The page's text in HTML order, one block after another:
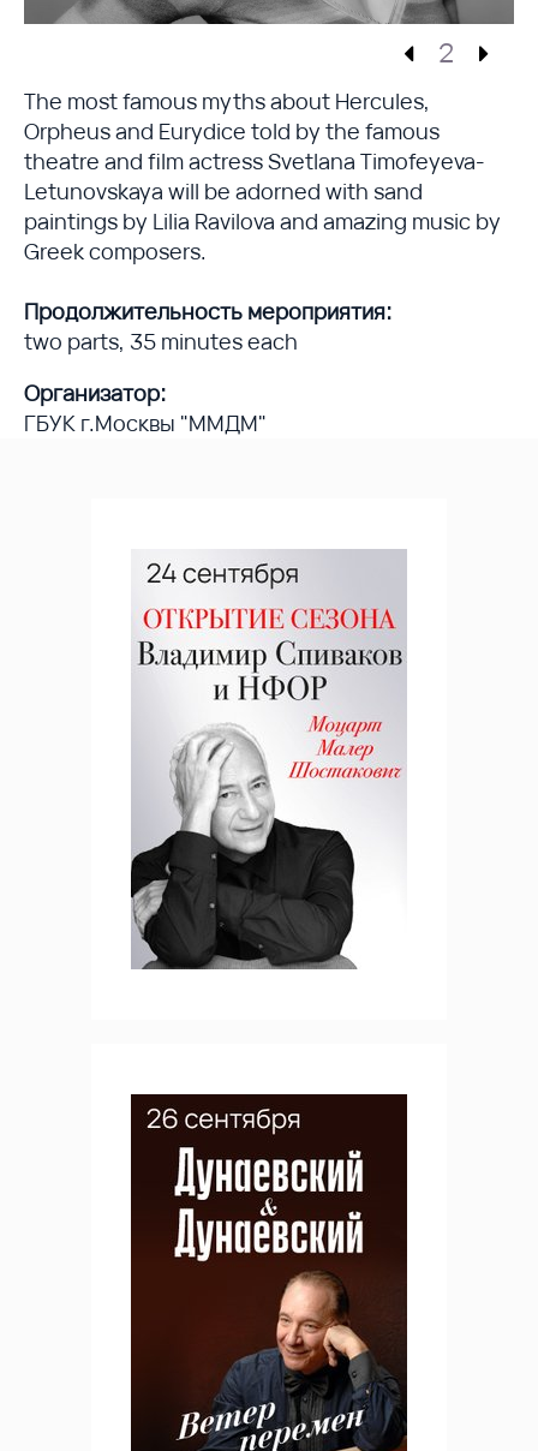
2
The most famous myths about Hercules,
Orpheus and Eurydice told by the famous
theatre and film actress Svetlana Timofeyeva-
Letunovskaya will be adorned with sand
paintings by Lilia Ravilova and amazing music by
Greek composers.
Продолжительность мероприятия:
two parts, 35 minutes each
Организатор:
ГБУК г.Москвы "ММДМ"